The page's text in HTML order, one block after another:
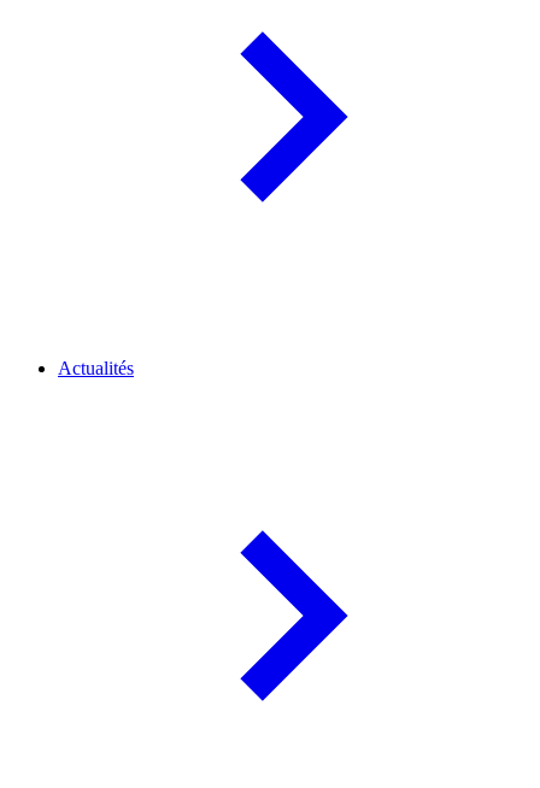
Actualités